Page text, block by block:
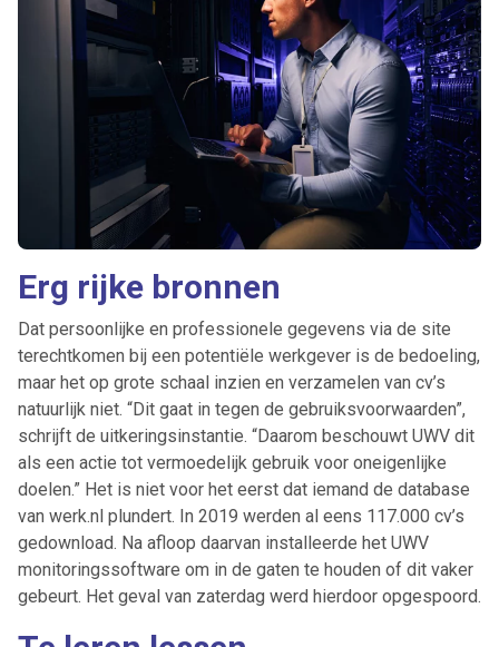
Erg rijke bronnen
Dat persoonlijke en professionele gegevens via de site
terechtkomen bij een potentiële werkgever is de bedoeling,
maar het op grote schaal inzien en verzamelen van cv’s
natuurlijk niet. “Dit gaat in tegen de gebruiksvoorwaarden”,
schrijft de uitkeringsinstantie. “Daarom beschouwt UWV dit
als een actie tot vermoedelijk gebruik voor oneigenlijke
doelen.” Het is niet voor het eerst dat iemand de database
van werk.nl plundert. In 2019 werden al eens 117.000 cv’s
gedownload. Na afloop daarvan installeerde het UWV
monitoringssoftware om in de gaten te houden of dit vaker
gebeurt. Het geval van zaterdag werd hierdoor opgespoord.